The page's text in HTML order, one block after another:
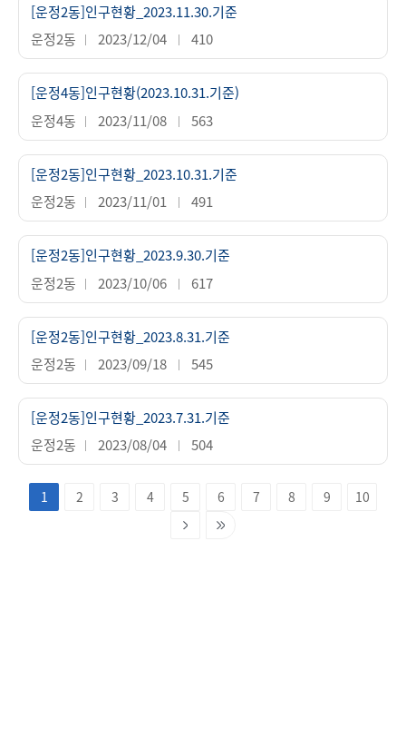
[운정2동]인구현황_2023.11.30.기준
운정2동
2023/12/04 410
[운정4동]인구현황(2023.10.31.기준)
운정4동
2023/11/08 563
[운정2동]인구현황_2023.10.31.기준
운정2동
2023/11/01 491
[운정2동]인구현황_2023.9.30.기준
운정2동
2023/10/06 617
[운정2동]인구현황_2023.8.31.기준
운정2동
2023/09/18 545
[운정2동]인구현황_2023.7.31.기준
운정2동
2023/08/04 504
1 2 3 4 5 6 7 8 9
10
다음페이지